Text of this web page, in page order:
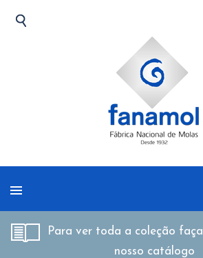
Para ver toda a coleção faça
nosso catálogo